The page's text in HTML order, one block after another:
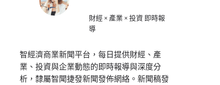
財經 × 產業 × 投資 即時報
導
智經濟商業新聞平台，每日提供財經、產
業、投資與企業動態的即時報導與深度分
析，隸屬智聞捷發新聞發佈網絡。新聞稿發